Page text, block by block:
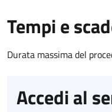
Tempi e
Durata massima del
Accedi al